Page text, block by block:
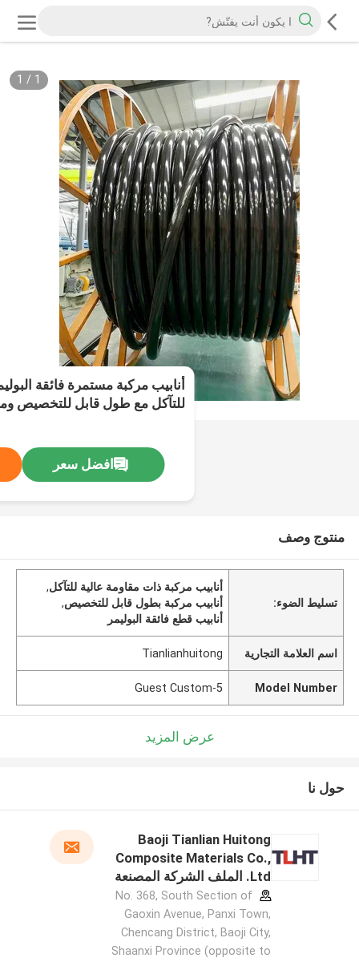
1
/
1
أنابيب مركبة مستمرة فائقة
للتآكل مع طول قابل للتخصيص
افضل سعر
منتوج وصف
تسليط الضوء:
أنابيب مركبة ذات مقاومة عالية للتآكل,
أنابيب مركبة بطول قابل للتخصيص,
أنابيب قطع فائقة البوليمر
اسم العلامة التجارية Tianlianhuitong
Model Number
Guest Custom-5
عرض المزيد
حول نا
Baoji Tianlian Huitong
Composite Materials Co.,
Ltd. الملف الشركة المصنعة
No. 368, South Section of
Gaoxin Avenue, Panxi Town,
Chencang District, Baoji City,
Shaanxi Province (opposite to